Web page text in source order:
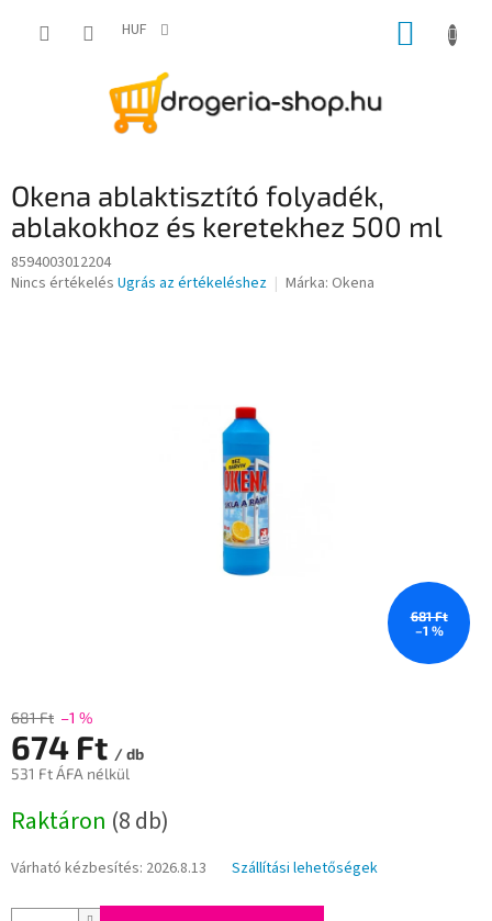
HUF KOSÁR
Okena ablaktisztító folyadék,
ablakokhoz és keretekhez 500 ml
8594003012204
A
Nincs értékelés Ugrás az értékeléshez Márka: Okena
681 Ft
–1 %
681 Ft –1 %
674 Ft / db
531 Ft ÁFA nélkül
Raktáron (8 db)
Várható kézbesítés: 2026.8.13 Szállítási lehetőségek